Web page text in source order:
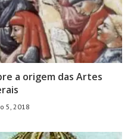
a origem das Artes
5, 2018